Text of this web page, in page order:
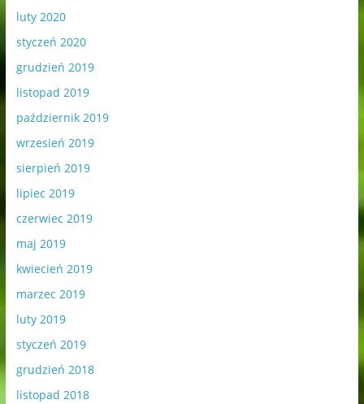
luty 2020
styczeń 2020
grudzień 2019
listopad 2019
październik 2019
wrzesień 2019
sierpień 2019
lipiec 2019
czerwiec 2019
maj 2019
kwiecień 2019
marzec 2019
luty 2019
styczeń 2019
grudzień 2018
listopad 2018